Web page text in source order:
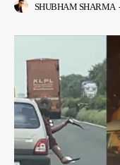
SHUBHAM SHARMA